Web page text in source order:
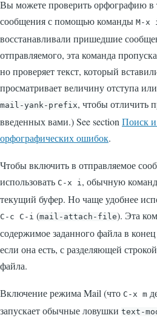
Вы можете проверить орфографию в
сообщения с помощью команды M-x
восстанавливали пришедшие
отправляемого, эта команда
но проверяет текст, который
просматривает величину отступа
mail-yank-prefix, чтобы отличить
введенных вами.) See sectionПоиск
орфографических ошибок.
Чтобы включить в отправляемое
использовать C-x i, обычную
текущий буфер. Но чаще удобнее
C-c C-i (mail-attach-file). Эта
содержимое заданного файла в
если она есть, с разделяющей
файла.
Включение режима Mail (что C-x m
запускает обычные ловушки text-